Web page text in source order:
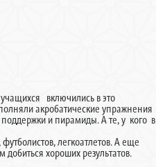
включились в это
акробатические упражнения
поддержки и пирамиды. А те, у кого в
легкоатлетов. А еще
хороших результатов.